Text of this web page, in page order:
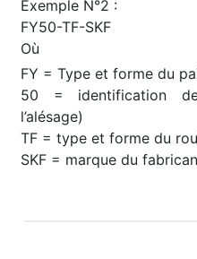
Exemple N°2 :
FY50-TF-SKF
Où
FY = Type et forme du
50 = identification
l’alésage)
TF = type et forme du
SKF = marque du